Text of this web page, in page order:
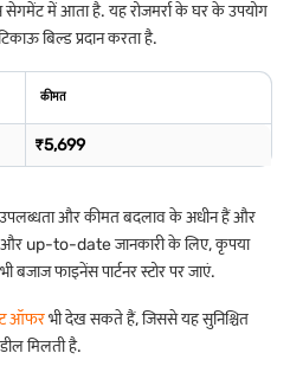
सेगमेंट में आता है. यह रोजमर्रा के घर के उपयोग
बिल्ड प्रदान करता है.
कीमत
₹5,699
उपलब्धता और कीमत बदलाव के अधीन हैं और
up-to-date जानकारी के लिए, कृपया
बजाज फाइनेंस पार्टनर स्टोर पर जाएं.
ऑफरभी देख सकते हैं, जिससे यह सुनिश्चित
मिलती है.